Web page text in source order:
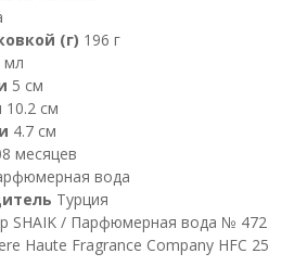
(г) 196 г
мл
5 см
10.2 см
4.7 см
месяцев
вода
Турция
SHAIK / Парфюмерная вода № 472
Haute Fragrance Company HFC 25